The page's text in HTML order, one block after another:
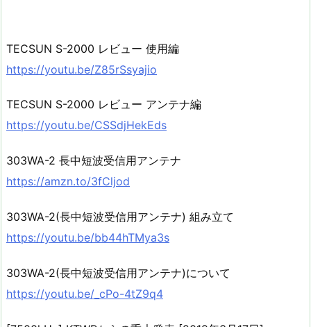
TECSUN S-2000 レビュー 使用編
https://youtu.be/Z85rSsyajio
TECSUN S-2000 レビュー アンテナ編
https://youtu.be/CSSdjHekEds
303WA-2 長中短波受信用アンテナ
https://amzn.to/3fCljod
303WA-2(長中短波受信用アンテナ) 組み立て
https://youtu.be/bb44hTMya3s
303WA-2(長中短波受信用アンテナ)について
https://youtu.be/_cPo-4tZ9q4